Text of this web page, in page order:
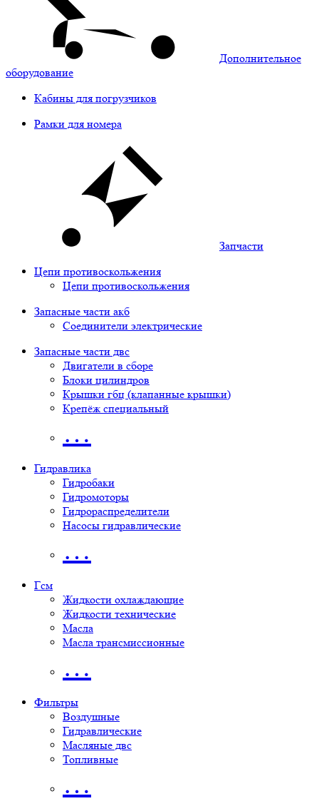
Дополнительное
оборудование
Кабины для погрузчиков
Рамки для номера
Запчасти
Цепи противоскольжения
Цепи противоскольжения
Запасные части акб
Соединители электрические
Запасные части двс
Двигатели в сборе
Блоки цилиндров
Крышки гбц (клапанные крышки)
Крепёж специальный
…
Гидравлика
Гидробаки
Гидромоторы
Гидрораспределители
Насосы гидравлические
…
Гсм
Жидкости охлаждающие
Жидкости технические
Масла
Масла трансмиссионные
…
Фильтры
Воздушные
Гидравлические
Масляные двс
Топливные
…